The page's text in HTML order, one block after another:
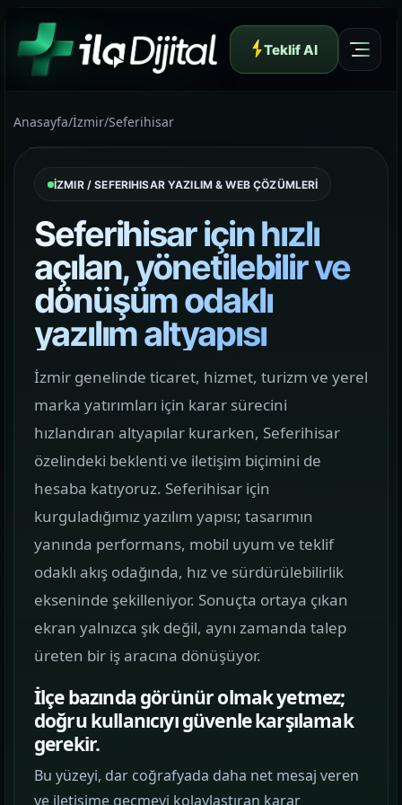
Teklif Al
Müşteri Paneli
01 Hakkımızda
Yapının arkasındaki yaklaşımı ve çalışma dilini
görün.
Hizmetler
Web, yazılım, mobil ve pazarlama hizmetlerini
tek yerden görün.
Kurumsal Web Tasarım
E-ticaret Sitesi Tasarımı
SATIŞ VITRINI
Mobil Uygulama Kodlama
MOBIL ÜRÜN
SEO & Dijital Pazarlama
ARAMA GÖRÜNÜRLÜĞÜ
Anasayfa/İzmir/Seferihisar
İZMIR / SEFERIHISAR YAZILIM & WEB ÇÖZÜMLERİ
Seferihisar için hızlı
açılan, yönetilebilir ve
dönüşüm odaklı
yazılım altyapısı
İzmir genelinde ticaret, hizmet, turizm ve yerel
marka yatırımları için karar sürecini
hızlandıran altyapılar kurarken, Seferihisar
özelindeki beklenti ve iletişim biçimini de
hesaba katıyoruz. Seferihisar için
kurguladığımız yazılım yapısı; tasarımın
yanında performans, mobil uyum ve teklif
odaklı akış odağında, hız ve sürdürülebilirlik
ekseninde şekilleniyor. Sonuçta ortaya çıkan
ekran yalnızca şık değil, aynı zamanda talep
üreten bir iş aracına dönüşüyor.
İlçe bazında görünür olmak yetmez;
doğru kullanıcıyı güvenle karşılamak
gerekir.
Bu yüzeyi, dar coğrafyada daha net mesaj veren
ve iletişime geçmeyi kolaylaştıran karar